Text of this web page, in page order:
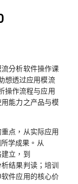
分析软件操作课
想透过应用模流
操作流程与应用
能力之产品与模
点，从实际应用
学成果。从
立，到
结果判读；培训
件应用的核心价